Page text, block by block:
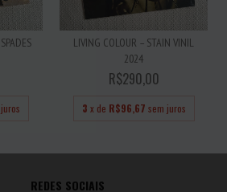
LIVING COLOUR – STAIN VINIL
2024
R$290,00
3 x de R$96,67 sem juros
REDES SOCIAIS